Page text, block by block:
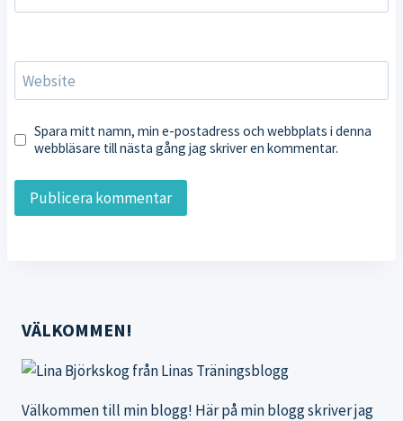
Website
Spara mitt namn, min e-postadress och webbplats i denna
webbläsare till nästa gång jag skriver en kommentar.
VÄLKOMMEN!
Välkommen till min blogg! Här på min blogg skriver jag